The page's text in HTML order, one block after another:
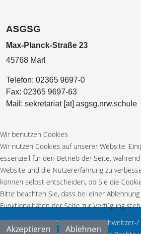
ASGSG
Max-Planck-Straße 23
45768 Marl
Telefon: 02365 9697-0
Fax: 02365 9697-63
Mail: sekretariat [at] asgsg.nrw.schule
Copyright © 2026 Albert-Schweitzer-/
Wir benutzen Cookies
Wir nutzen Cookies auf unserer Website.
essenziell für den Betrieb der Seite,
Website und die Nutzererfahrung zu
können selbst entscheiden, ob Sie die
Bitte beachten Sie, dass bei einer
Funktionalitäten der Seite zur Verfügung
Akzeptieren Ablehnen